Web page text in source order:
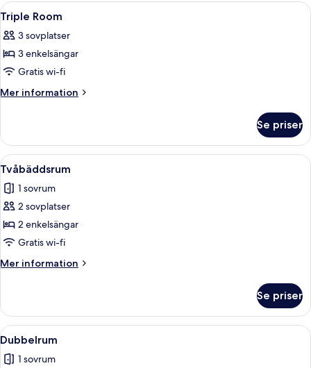
Öppna
alla
foton
för
Triple
Room
Arbetsyta för laptop, gratis wi-fi,
5
Triple Room
3 sovplatser
3 enkelsängar
Gratis wi-fi
Mer information
Mer
Room
Se priser
Öppna
alla
foton
för
Tvåbäddsrum
Ett hotellrum med två sängar, ett
10
Tvåbäddsrum
1 sovrum
2 sovplatser
2 enkelsängar
Gratis wi-fi
Mer information
Mer
Se priser
Öppna
alla
foton
Ett hotellrum med en stor säng, ett
8
Dubbelrum
1 sovrum